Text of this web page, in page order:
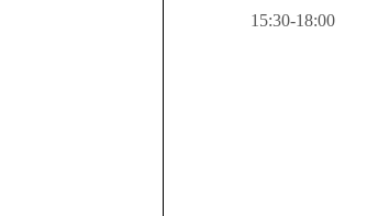
1 5:30-18:00